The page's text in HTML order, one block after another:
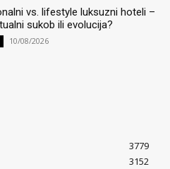
vs. lifestyle luksuzni hoteli –
sukob ili evolucija?
10/08/2026
3779
3152